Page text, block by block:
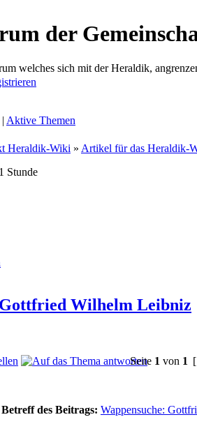
der
welches sich mit der Heraldik,
| Aktive Themen
Heraldik-Wiki » Artikel für das Heraldik-
Stunde
Wilhelm Leibniz
Seite 1 von 1
Betreff des Beitrags: Wappensuche: